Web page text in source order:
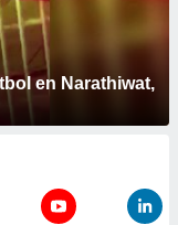
en Narathiwat,